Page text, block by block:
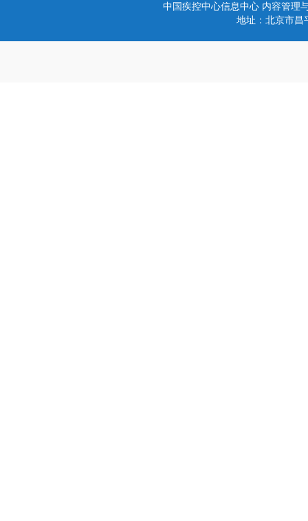
中国疾控中心信息中心 内容管理
地址：北京市昌